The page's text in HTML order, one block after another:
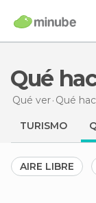
Qué
Qué ver Qué
TURISMO
AIRE LIBRE